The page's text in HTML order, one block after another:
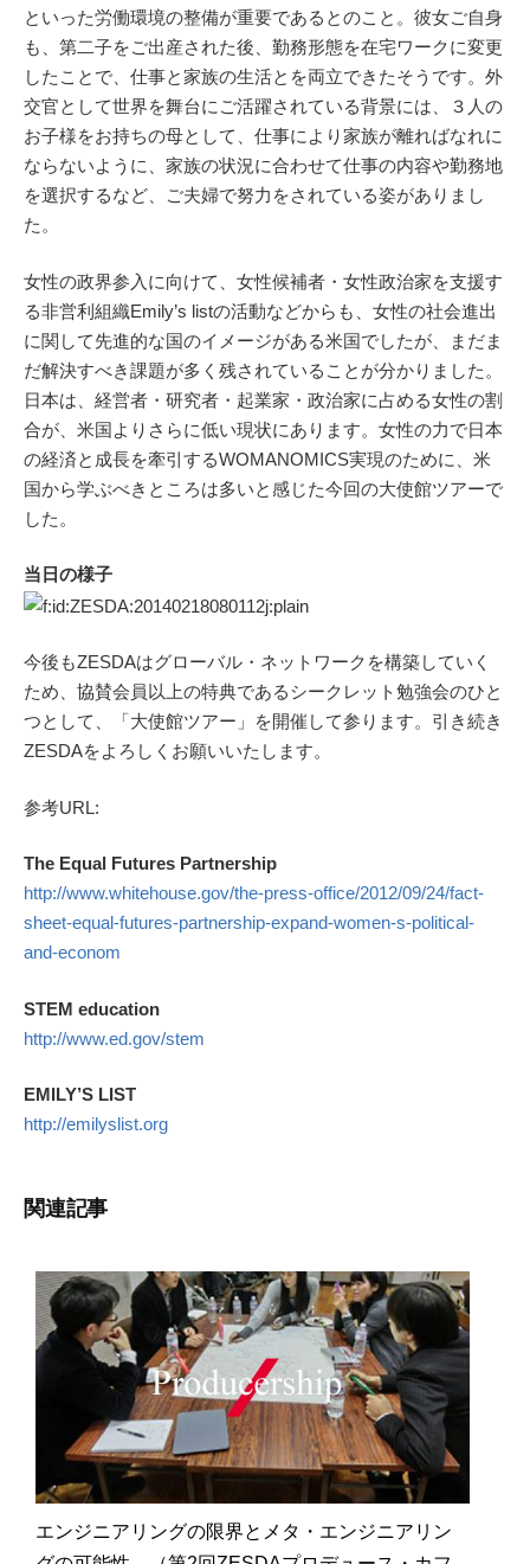
といった労働環境の整備が重要であるとのこと。彼女ご自身
も、第二子をご出産された後、勤務形態を在宅ワークに変更
したことで、仕事と家族の生活とを両立できたそうです。外
交官として世界を舞台にご活躍されている背景には、３人の
お子様をお持ちの母として、仕事により家族が離ればなれに
ならないように、家族の状況に合わせて仕事の内容や勤務地
を選択するなど、ご夫婦で努力をされている姿がありまし
た。
女性の政界参入に向けて、女性候補者・女性政治家を支援す
る非営利組織Emily’s listの活動などからも、女性の社会進出
に関して先進的な国のイメージがある米国でしたが、まだま
だ解決すべき課題が多く残されていることが分かりました。
日本は、経営者・研究者・起業家・政治家に占める女性の割
合が、米国よりさらに低い現状にあります。女性の力で日本
の経済と成長を牽引するWOMANOMICS実現のために、米
国から学ぶべきところは多いと感じた今回の大使館ツアーで
した。
当日の様子
今後もZESDAはグローバル・ネットワークを構築していく
ため、協賛会員以上の特典であるシークレット勉強会のひと
つとして、「大使館ツアー」を開催して参ります。引き続き
ZESDAをよろしくお願いいたします。
参考URL:
The Equal Futures Partnership
http://www.whitehouse.gov/the-press-office/2012/09/24/fact-
sheet-equal-futures-partnership-expand-women-s-political-
and-econom
STEM education
http://www.ed.gov/stem
EMILY’S LIST
http://emilyslist.org
関連記事
エンジニアリングの限界とメタ・エンジニアリン